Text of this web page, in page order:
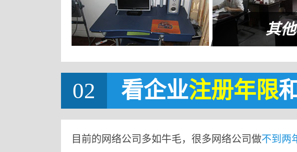
其
02 看企业注册年限和
目前的网络公司多如牛毛，很多网络公司做不到两